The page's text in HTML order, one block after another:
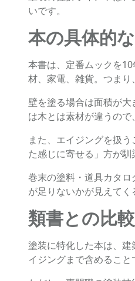
いです。
本の具体的
本書は、定番ムックを
材、家電、雑貨。つまり
壁を塗る場合は面積が
は木とは素材が違うの
また、エイジングを扱
た感じに寄せる」方が馴
巻末の塗料・道具カタ
が足りないかが見えてく
類書との比較
塗装に特化した本は、
イジングまで含めること